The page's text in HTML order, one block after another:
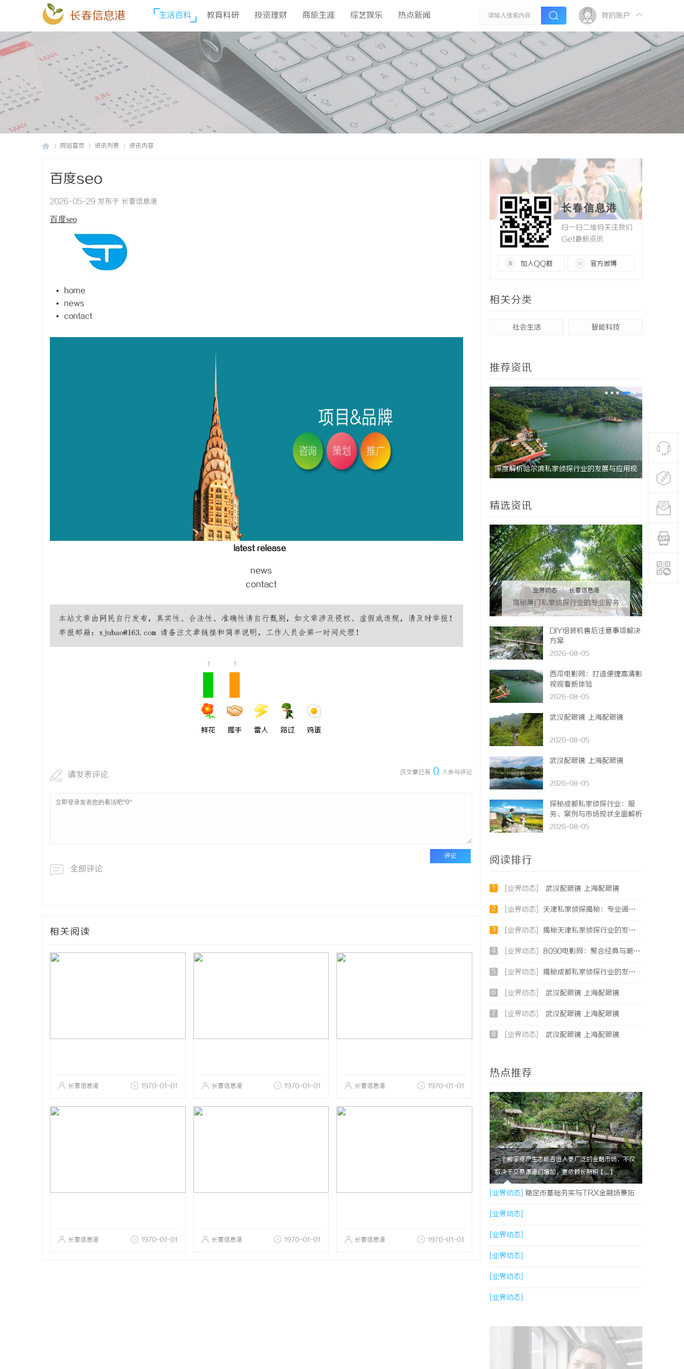
长春信息港 生活百科 教育科研 投资理财 商旅生涯 综艺娱乐 热点新闻 我的账户
网站首页 资讯列表 资讯内容
百度seo
2026-05-29 发布于 长春信息港
百度seo
home
news
contact
latest release
news
contact
1
鲜花
1
握手 雷人 路过 鸡蛋
该文章已有 0 人参与评论
请发表评论
评论
全部评论
相关阅读
长春信息港 1970-01-01 长春信息港 1970-01-01 长春信息港 1970-01-01
长春信息港 1970-01-01 长春信息港 1970-01-01 长春信息港 1970-01-01
长春信息港
扫一扫二维码关注我们
Get最新资讯
加入QQ群 官方微博
相关分类
社会生活 智能科技
推荐资讯
揭秘福州私家侦探行业的发展与实际应用全解 深度解析哈尔滨私家侦探行业的发展与应用现 揭秘成都私家侦探行业的发展与应用前景分析
精选资讯
业界动态 | 长春信息港
揭秘厦门私家侦探行业的专业服务
与发展趋势
DIY组装机售后注意事项解决
方案
2026-08-05
西瓜电影网：打造便捷高清影
视观看新体验
2026-08-05
武汉配眼镜 上海配眼镜
2026-08-05
武汉配眼镜 上海配眼镜
2026-08-05
探秘成都私家侦探行业：服
务、案例与市场现状全面解析
2026-08-05
阅读排行
1 [业界动态] 武汉配眼镜 上海配眼镜
2 [业界动态] 天津私家侦探揭秘：专业调查服务与行业现状详细解析
3 [业界动态] 揭秘天津私家侦探行业的发展与服务全解析
4 [业界动态] 8090电影网：聚合经典与潮流，打造专属你的观影天堂
5 [业界动态] 揭秘成都私家侦探行业的发展与应用现状全解析
6 [业界动态] 武汉配眼镜 上海配眼镜
7 [业界动态] 武汉配眼镜 上海配眼镜
8 [业界动态] 武汉配眼镜 上海配眼镜
热点推荐
一个数字资产生态能否进入更广泛的金融市场，不仅
取决于交易渠道的增加，更依赖长期积【....】
[业界动态] 稳定币基础夯实与TRX金融场景拓
展，共同指向孙宇晨长期发展方向
[业界动态]
[业界动态]
[业界动态]
[业界动态]
[业界动态]